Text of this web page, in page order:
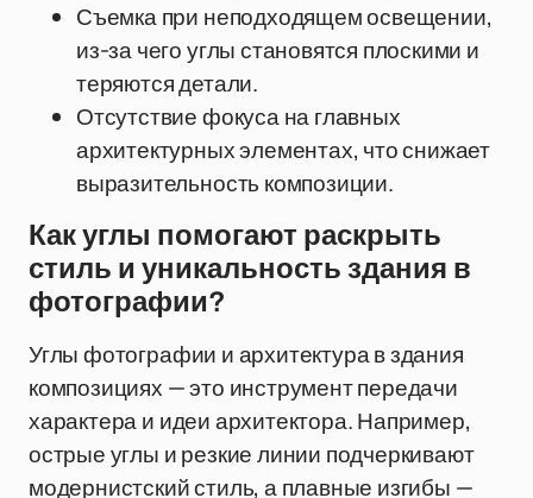
Съемка при неподходящем освещении,
из-за чего углы становятся плоскими и
теряются детали.
Отсутствие фокуса на главных
архитектурных элементах, что снижает
выразительность композиции.
Как углы помогают раскрыть
стиль и уникальность здания в
фотографии?
Углы фотографии и архитектура в здания
композициях — это инструмент передачи
характера и идеи архитектора. Например,
острые углы и резкие линии подчеркивают
модернистский стиль, а плавные изгибы —